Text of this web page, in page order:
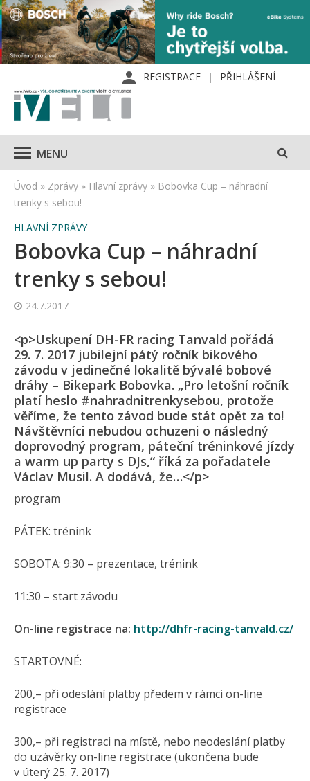
REGISTRACE PŘIHLÁŠENÍ
MENU
Úvod » Zprávy » Hlavní zprávy » Bobovka Cup – náhradní
trenky s sebou!
HLAVNÍ ZPRÁVY
Bobovka Cup – náhradní
trenky s sebou!
24.7.2017
<p>Uskupení DH-FR racing Tanvald pořádá
29. 7. 2017 jubilejní pátý ročník bikového
závodu v jedinečné lokalitě bývalé bobové
dráhy – Bikepark Bobovka. „Pro letošní ročník
platí heslo #nahradnitren­kysebou, protože
věříme, že tento závod bude stát opět za to!
Návštěvníci nebudou ochuzeni o následný
doprovodný program, páteční tréninkové jízdy
a warm up party s DJs,“ říká za pořadatele
Václav Musil. A dodává, že…</p>
program
PÁTEK: trénink
SOBOTA: 9:30 – prezentace, trénink
11:30 – start závodu
On-line registrace na: http://dhfr-racing-tanvald.cz/
STARTOVNÉ:
200,– při odeslání platby předem v rámci on-line
registrace
300,– při registraci na místě, nebo neodeslání platby
do uzávěrky on-line registrace (ukončena bude
v úterý 25. 7. 2017)